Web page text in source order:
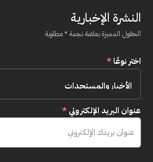
النشرة الإخبارية
الحقول المميزة بعلامة نجمة * مطلوبة
اختر نوعًا*
عنوان البريد الإلكتروني*